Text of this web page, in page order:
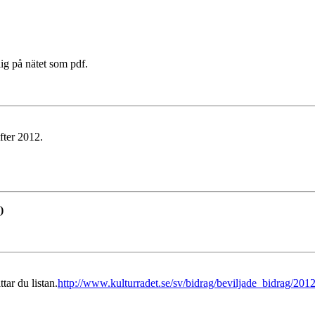
på nätet som pdf.
2012.
du listan.http://www.kulturradet.se/sv/bidrag/beviljade_bidrag/